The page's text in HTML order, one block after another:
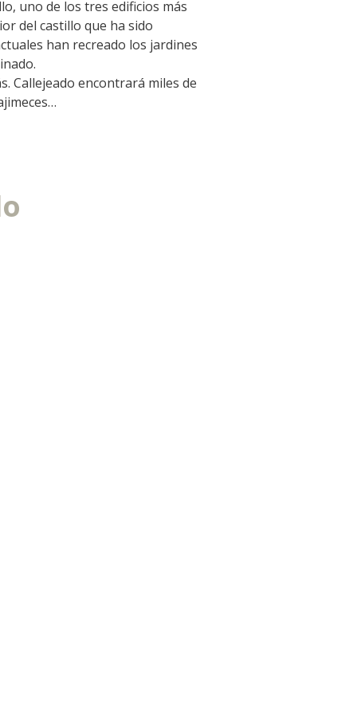
La cripta de Auzits en verano
en menos de
kilómetros
Las ciudades y países de arte y
uno de los tres edificios más
del castillo que ha sido
han recreado los jardines
Callejeado encontrará miles de